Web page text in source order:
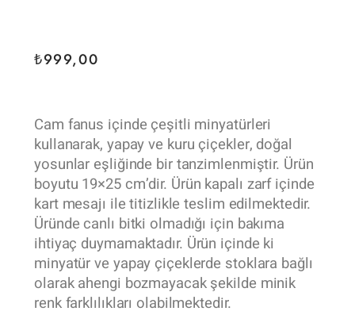
₺999,00
Cam fanus içinde çeşitli minyatürleri
kullanarak, yapay ve kuru çiçekler, doğal
yosunlar eşliğinde bir tanzimlenmiştir. Ürün
boyutu 19×25 cm’dir. Ürün kapalı zarf içinde
kart mesajı ile titizlikle teslim edilmektedir.
Üründe canlı bitki olmadığı için bakıma
ihtiyaç duymamaktadır. Ürün içinde ki
minyatür ve yapay çiçeklerde stoklara bağlı
olarak ahengi bozmayacak şekilde minik
renk farklılıkları olabilmektedir.